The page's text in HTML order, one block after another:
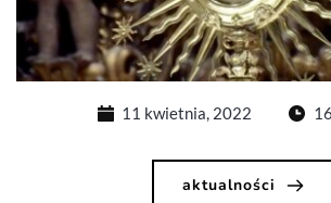
11 kwietnia, 2022
aktualności